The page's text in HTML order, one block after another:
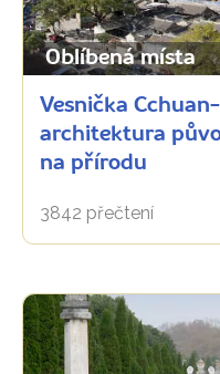
Oblíbená místa
Vesnička
architektura
na přírodu
3842 přečtení